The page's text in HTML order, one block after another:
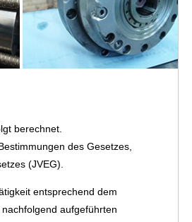
berechnet.
des Gesetzes,
(JVEG).
entsprechend dem
aufgeführten